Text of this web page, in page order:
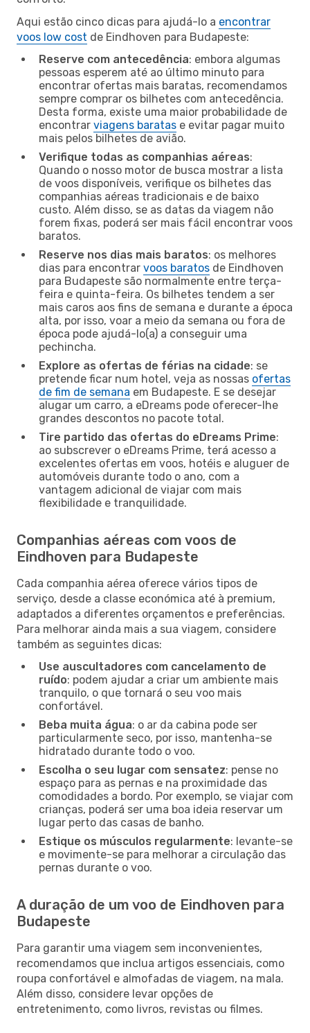
Aqui estão cinco dicas para ajudá-lo a encontrar
voos low cost de Eindhoven para Budapeste:
Reserve com antecedência: embora algumas
pessoas esperem até ao último minuto para
encontrar ofertas mais baratas, recomendamos
sempre comprar os bilhetes com antecedência.
Desta forma, existe uma maior probabilidade de
encontrar viagens baratas e evitar pagar muito
mais pelos bilhetes de avião.
Verifique todas as companhias aéreas:
Quando o nosso motor de busca mostrar a lista
de voos disponíveis, verifique os bilhetes das
companhias aéreas tradicionais e de baixo
custo. Além disso, se as datas da viagem não
forem fixas, poderá ser mais fácil encontrar voos
baratos.
Reserve nos dias mais baratos: os melhores
dias para encontrar voos baratos de Eindhoven
para Budapeste são normalmente entre terça-
feira e quinta-feira. Os bilhetes tendem a ser
mais caros aos fins de semana e durante a época
alta, por isso, voar a meio da semana ou fora de
época pode ajudá-lo(a) a conseguir uma
pechincha.
Explore as ofertas de férias na cidade: se
pretende ficar num hotel, veja as nossas ofertas
de fim de semana em Budapeste. E se desejar
alugar um carro, a eDreams pode oferecer-lhe
grandes descontos no pacote total.
Tire partido das ofertas do eDreams Prime:
ao subscrever o eDreams Prime, terá acesso a
excelentes ofertas em voos, hotéis e aluguer de
automóveis durante todo o ano, com a
vantagem adicional de viajar com mais
flexibilidade e tranquilidade.
Companhias aéreas com voos de
Eindhoven para Budapeste
Cada companhia aérea oferece vários tipos de
serviço, desde a classe económica até à premium,
adaptados a diferentes orçamentos e preferências.
Para melhorar ainda mais a sua viagem, considere
também as seguintes dicas:
Use auscultadores com cancelamento de
ruído: podem ajudar a criar um ambiente mais
tranquilo, o que tornará o seu voo mais
confortável.
Beba muita água: o ar da cabina pode ser
particularmente seco, por isso, mantenha-se
hidratado durante todo o voo.
Escolha o seu lugar com sensatez: pense no
espaço para as pernas e na proximidade das
comodidades a bordo. Por exemplo, se viajar com
crianças, poderá ser uma boa ideia reservar um
lugar perto das casas de banho.
Estique os músculos regularmente: levante-se
e movimente-se para melhorar a circulação das
pernas durante o voo.
A duração de um voo de Eindhoven para
Budapeste
Para garantir uma viagem sem inconvenientes,
recomendamos que inclua artigos essenciais, como
roupa confortável e almofadas de viagem, na mala.
Além disso, considere levar opções de
entretenimento, como livros, revistas ou filmes.